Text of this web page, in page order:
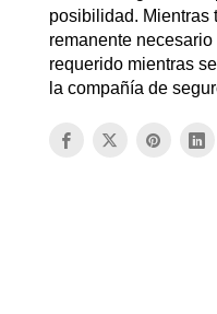
posibilidad. Mientras
remanente
requerido mientras
la compañía de